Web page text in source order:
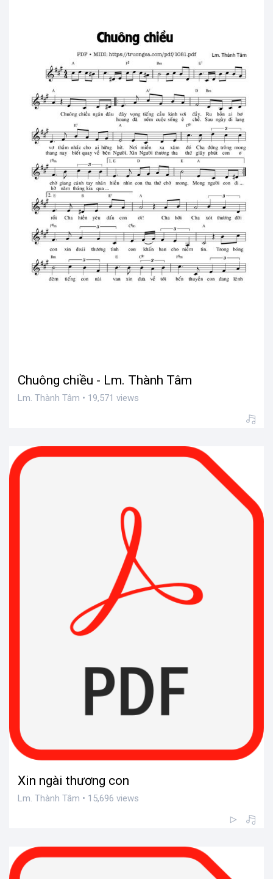
Chuông chiều - Lm. Thành Tâm
Lm. Thành Tâm • 19,571 views
Xin ngài thương con
Lm. Thành Tâm • 15,696 views